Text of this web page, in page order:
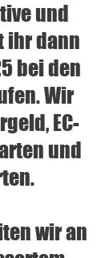
und
ihr dann
bei den
Wir
EC-
und
wir an